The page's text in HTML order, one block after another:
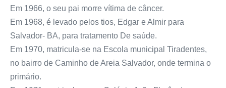
Em 1966, o seu pai morre vítima de câncer.
Em 1968, é levado pelos tios, Edgar e Almir para
Salvador- BA, para tratamento De saúde.
Em 1970, matricula-se na Escola municipal Tiradentes,
no bairro de Caminho de Areia Salvador, onde termina o
primário.